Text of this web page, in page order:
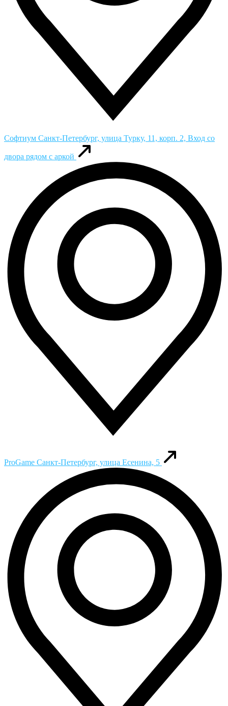
Софтиум Санкт-Петербург, улица Турку, 11, корп. 2, Вход со
двора рядом с аркой
ProGame Санкт-Петербург, улица Есенина, 5